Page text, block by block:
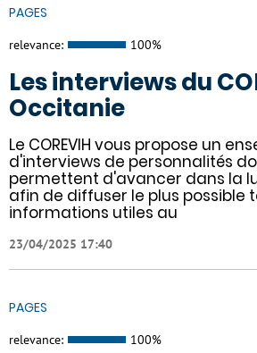
PAGES
relevance: 100%
Les interviews du
Occitanie
Le COREVIH vous propose un
d'interviews de personnalités
permettent d'avancer dans la
afin de diffuser le plus possible
informations utiles au
23/04/2025 17:40
PAGES
relevance: 100%